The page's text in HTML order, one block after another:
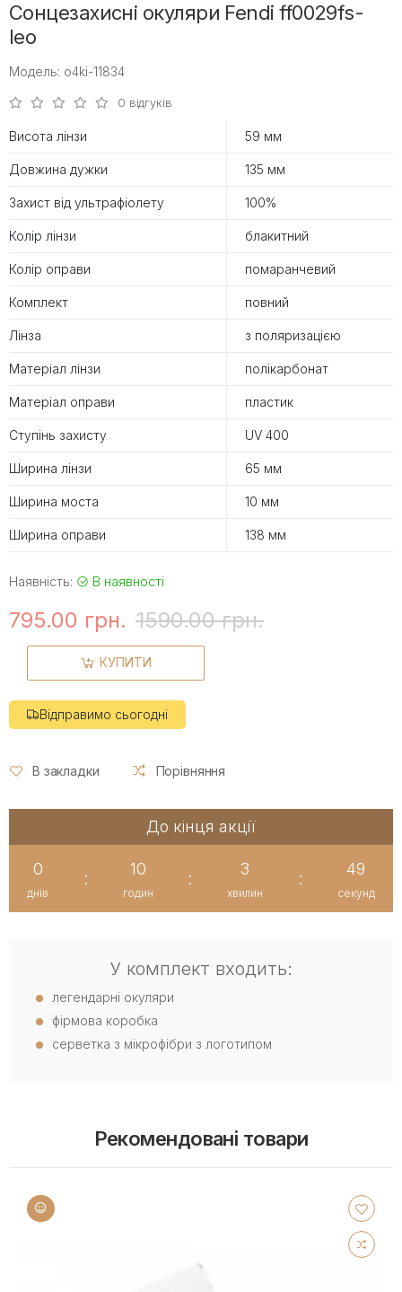
Сонцезахисні окуляри Fendi ff0029fs-
leo
Модель: o4ki-11834
0 відгуків
Висота лінзи 59 мм
Довжина дужки 135 мм
Захист від ультрафіолету 100%
Колір лінзи блакитний
Колір оправи помаранчевий
Комплект повний
Лінза з поляризацією
Матеріал лінзи полікарбонат
Матеріал оправи пластик
Ступінь захисту UV 400
Ширина лінзи 65 мм
Ширина моста 10 мм
Ширина оправи 138 мм
Наявність: В наявності
795.00 грн. 1590.00 грн.
КУПИТИ
Відправимо сьогодні
В закладки Порівняння
До кінця акції
0
днів
:
10
годин
:
3
хвилин
:
48
секунд
У комплект входить:
легендарні окуляри
фірмова коробка
серветка з мікрофібри з логотипом
Рекомендовані товари